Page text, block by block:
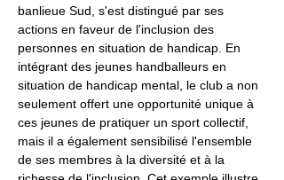
banlieue Sud, s'est distingué par ses
actions en faveur de l'inclusion des
personnes en situation de handicap. En
intégrant des jeunes handballeurs en
situation de handicap mental, le club a non
seulement offert une opportunité unique à
ces jeunes de pratiquer un sport collectif,
mais il a également sensibilisé l'ensemble
de ses membres à la diversité et à la